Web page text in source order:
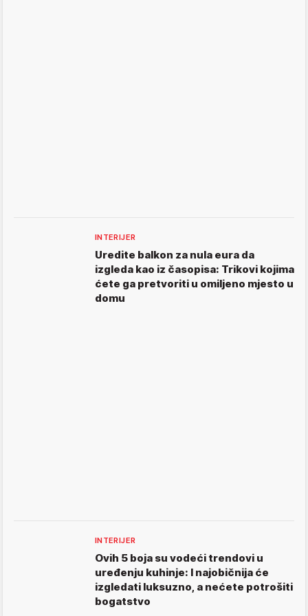
INTERIJER
Uredite balkon za nula eura da
izgleda kao iz časopisa: Trikovi kojima
ćete ga pretvoriti u omiljeno mjesto u
domu
INTERIJER
Ovih 5 boja su vodeći trendovi u
uređenju kuhinje: I najobičnija će
izgledati luksuzno, a nećete potrošiti
bogatstvo